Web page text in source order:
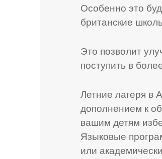
Особенно это
британские
Это позволит
поступить в
Летние лагеря в
дополнением к
вашим детям
Языковые
или